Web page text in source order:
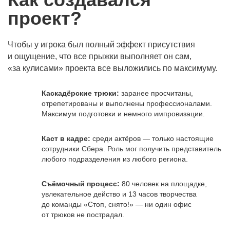
проект?
Чтобы у игрока был полный эффект присутствия
и ощущение, что все прыжки выполняет он сам,
«за кулисами» проекта все выложились по максимуму.
Каскадёрские трюки: заранее просчитаны,
отрепетированы и выполнены профессионалами.
Максимум подготовки и немного импровизации.
Каст в кадре: среди актёров — только настоящие
сотрудники Сбера. Роль мог получить представитель
любого подразделения из любого региона.
Съёмочный процесс: 80 человек на площадке,
увлекательное действо и 13 часов творчества
до команды «Стоп, снято!» — ни один офис
от трюков не пострадал.